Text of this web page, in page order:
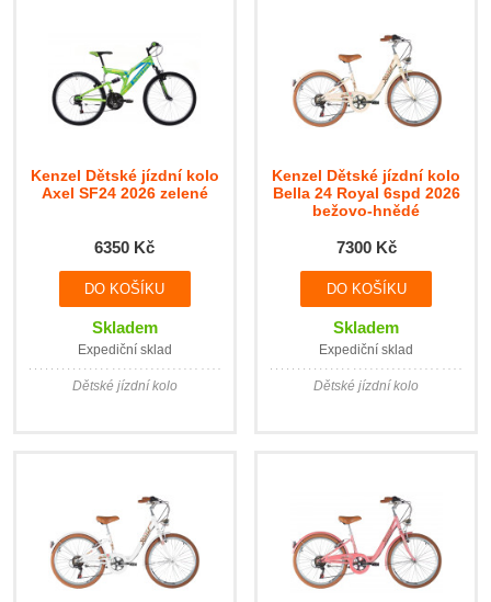
Kenzel Dětské jízdní kolo
Axel SF24 2026 zelené
6350 Kč
Skladem
Expediční sklad
Dětské jízdní kolo
Kenzel Dětské jízdní kolo
Bella 24 Royal 6spd 2026
bežovo-hnědé
7300 Kč
Skladem
Expediční sklad
Dětské jízdní kolo